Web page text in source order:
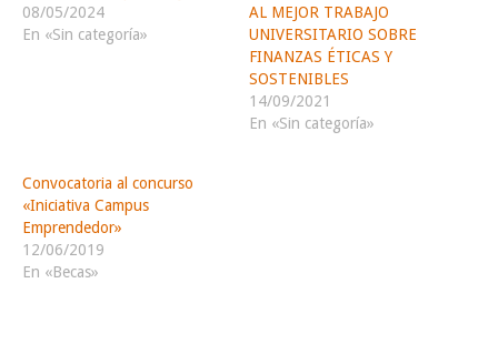
08/05/2024
En «Sin categoría»
AL MEJOR TRABAJO
UNIVERSITARIO SOBRE
FINANZAS ÉTICAS Y
SOSTENIBLES
14/09/2021
En «Sin categoría»
Convocatoria al concurso
«Iniciativa Campus
Emprendedor»
12/06/2019
En «Becas»